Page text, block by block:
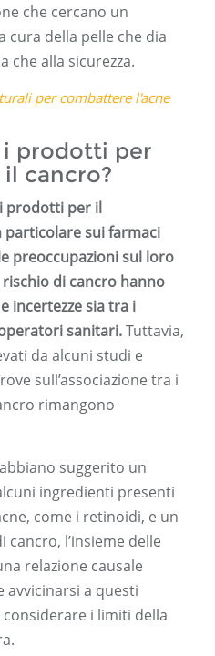
che cercano un
cura della pelle che dia
che alla sicurezza.
per combattere l'acne
prodotti per
cancro?
prodotti per il
particolare sui farmaci
preoccupazioni sul loro
di cancro hanno
incertezze sia tra i
sanitari.Tuttavia,
da alcuni studi e
sull’associazione tra i
rimangono
suggerito un
ingredienti presenti
come i retinoidi, e un
l’insieme delle
relazione causale
avvicinarsi a questi
i limiti della